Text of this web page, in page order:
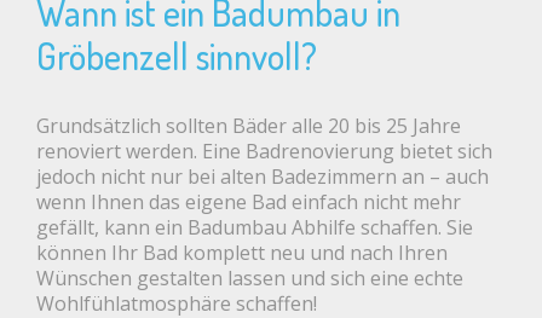
Wann ist ein Badumbau in
Gröbenzell sinnvoll?
Grundsätzlich sollten Bäder alle 20 bis 25 Jahre
renoviert werden. Eine Badrenovierung bietet sich
jedoch nicht nur bei alten Badezimmern an – auch
wenn Ihnen das eigene Bad einfach nicht mehr
gefällt, kann ein Badumbau Abhilfe schaffen. Sie
können Ihr Bad komplett neu und nach Ihren
Wünschen gestalten lassen und sich eine echte
Wohlfühlatmosphäre schaffen!